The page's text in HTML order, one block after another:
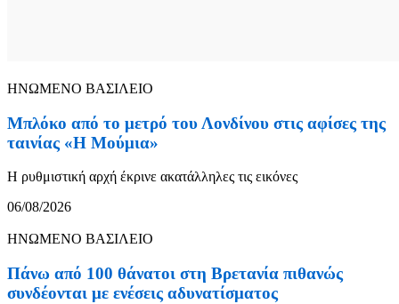
ΗΝΩΜΕΝΟ ΒΑΣΙΛΕΙΟ
Μπλόκο από το μετρό του Λονδίνου στις αφίσες της
ταινίας «Η Μούμια»
Η ρυθμιστική αρχή έκρινε ακατάλληλες τις εικόνες
06/08/2026
ΗΝΩΜΕΝΟ ΒΑΣΙΛΕΙΟ
Πάνω από 100 θάνατοι στη Βρετανία πιθανώς
συνδέονται με ενέσεις αδυνατίσματος